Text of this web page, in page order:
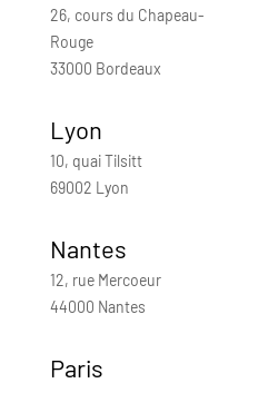
26, cours du Chapeau-
Rouge
33000 Bordeaux
Lyon
10, quai Tilsitt
69002 Lyon
Nantes
12, rue Mercoeur
44000 Nantes
Paris